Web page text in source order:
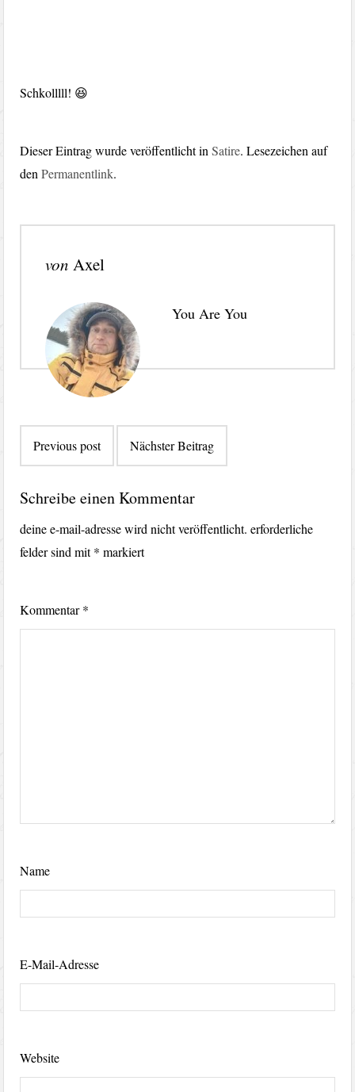
Schkolllll! 😆
Dieser Eintrag wurde veröffentlicht inSatire. Lesezeichen auf
denPermanentlink.
vonAxel
You Are You
Previous post Nächster Beitrag
Schreibe einen Kommentar
deine e-mail-adresse wird nicht veröffentlicht. erforderliche
felder sind mit* markiert
Kommentar*
Name
E-Mail-Adresse
Website